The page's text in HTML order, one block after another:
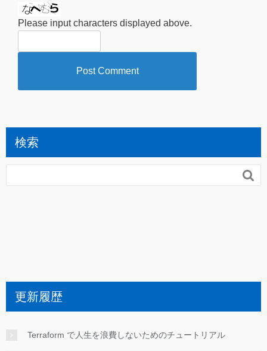
Please input characters displayed above.
検索

更新履歴
Terraform で人生を浪費しないためのチュートリアル